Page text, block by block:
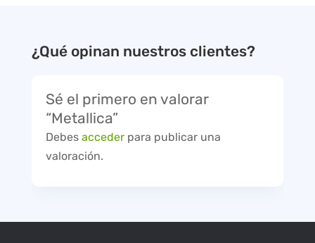
¿Qué opinan nuestros clientes?
Sé el primero en valorar
“Metallica”
Debes accederpara publicar una
valoración.